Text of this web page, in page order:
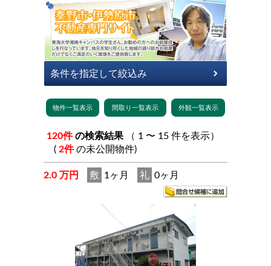
120件 の検索結果
( 2件 の未公開物件)
2.0 万円 敷 1ヶ月 礼 0ヶ月